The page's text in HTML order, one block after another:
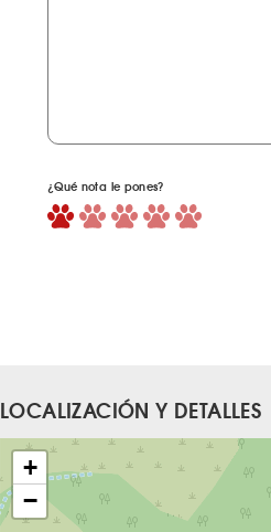
¿Qué nota le pones?
LOCALIZACIÓN Y DETALLES
+
−